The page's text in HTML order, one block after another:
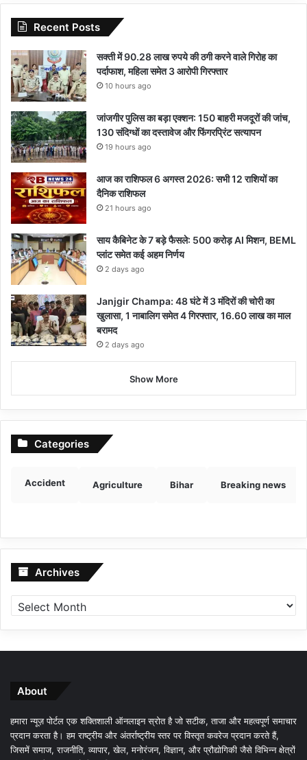
Recent Posts
सक्ती में 90.28 लाख रुपये की ठगी करने वाले गिरोह का
पर्दाफाश, महिला समेत 3 आरोपी गिरफ्तार
10 hours ago
जांजगीर पुलिस का बड़ा एक्शन: 150 बाहरी मजदूरों की जांच,
130 संदिग्धों का दस्तावेज और फिंगरप्रिंट सत्यापन
19 hours ago
आज का राशिफल 6 अगस्त 2026: सभी 12 राशियों का
दैनिक राशिफल
21 hours ago
साय कैबिनेट के 7 बड़े फैसले: 500 करोड़ AI मिशन, BEML
प्लांट समेत कई अहम निर्णय
2 days ago
Janjgir Champa: 48 घंटे में 3 मंदिरों की चोरी का
खुलासा, 1 नाबालिग समेत 4 गिरफ्तार, 16.60 लाख का माल
बरामद
2 days ago
Show More
Categories
Accident Agriculture Bihar Breaking news
Archives Archives
About
हमारा न्यूज़ पोर्टल एक शक्तिशाली ऑनलाइन स्रोत है जो सटीक, ताजा और महत्वपूर्ण समाचार
प्रदान करता है। हम राष्ट्रीय और अंतर्राष्ट्रीय स्तर पर विस्तृत कवरेज प्रदान करते हैं,
जिसमें समाज, राजनीति, व्यापार, खेल, मनोरंजन, विज्ञान, और प्रौद्योगिकी जैसे विभिन्न क्षेत्रों